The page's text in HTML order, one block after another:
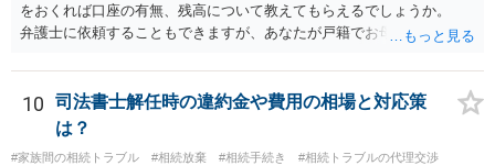
をおくれば口座の有無、残高について教えてもらえるでしょうか。
弁護士に依頼することもできますが、あなたが戸籍でお母さんの相続
高は教えてくれると思います。 自分ではよくわからないということ
であれば、弁護士に相談し依頼されたら良いと思います。
10
司法書士解任時の違約金や費用の相場と対応策
は？
#家族間の相続トラブル #相続放棄 #相続手続き
#相続トラブルの代理交渉